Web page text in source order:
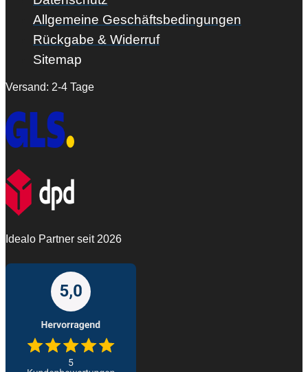
Allgemeine Geschäftsbedingungen
Rückgabe & Widerruf
Sitemap
Versand: 2-4 Tage
Idealo Partner seit 2026